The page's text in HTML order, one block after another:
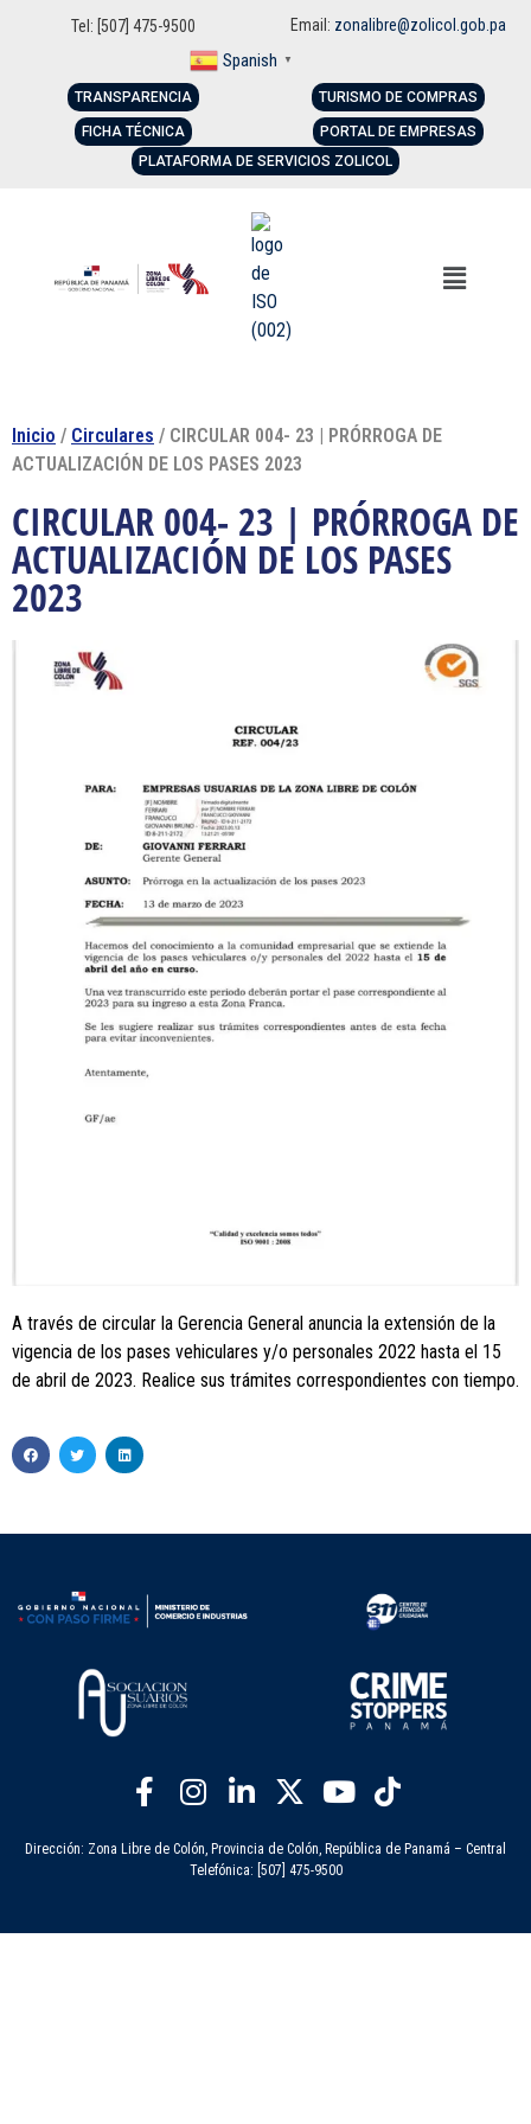
Tel: [507] 475-9500 Email: zonalibre@zolicol.gob.pa
Spanish ▼
TRANSPARENCIA
FICHA TÉCNICA
TURISMO DE COMPRAS
PORTAL DE EMPRESAS
PLATAFORMA DE SERVICIOS ZOLICOL
Inicio / Circulares / CIRCULAR 004- 23 | PRÓRROGA DE
ACTUALIZACIÓN DE LOS PASES 2023
CIRCULAR 004- 23 | PRÓRROGA DE
ACTUALIZACIÓN DE LOS PASES
2023
A través de circular la Gerencia General anuncia la extensión de la
vigencia de los pases vehiculares y/o personales 2022 hasta el 15
de abril de 2023. Realice sus trámites correspondientes con tiempo.
Dirección: Zona Libre de Colón, Provincia de Colón, República de Panamá – Central
Telefónica: [507] 475-9500